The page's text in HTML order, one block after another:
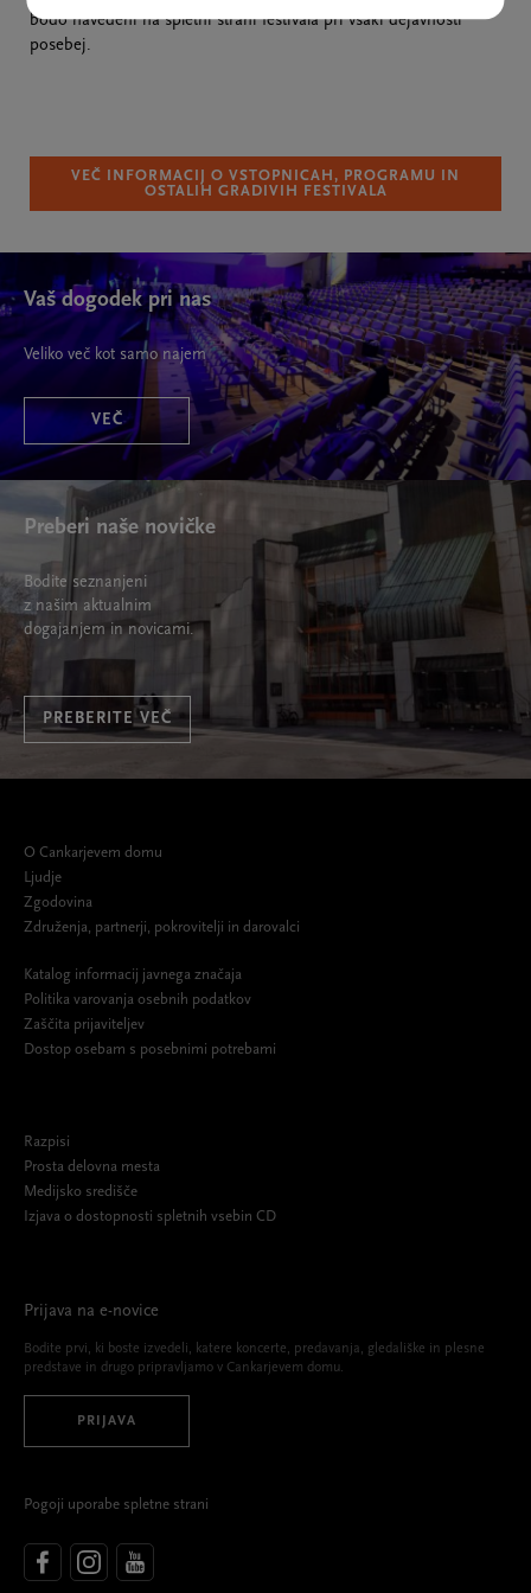
bodo navedeni na spletni strani festivala pri vsaki dejavnosti
posebej.
VEČ INFORMACIJ O VSTOPNICAH, PROGRAMU IN
OSTALIH GRADIVIH FESTIVALA
Vaš dogodek pri nas
Veliko več kot samo najem
VEČ
Preberi naše novičke
Bodite seznanjeni
z našim aktualnim
dogajanjem in novicami.
PREBERITE VEČ
O Cankarjevem domu
Ljudje
Zgodovina
Združenja, partnerji, pokrovitelji in darovalci
Katalog informacij javnega značaja
Politika varovanja osebnih podatkov
Zaščita prijaviteljev
Dostop osebam s posebnimi potrebami
Razpisi
Prosta delovna mesta
Medijsko središče
Izjava o dostopnosti spletnih vsebin CD
Prijava na e-novice
Bodite prvi, ki boste izvedeli, katere koncerte, predavanja, gledališke in plesne
predstave in drugo pripravljamo v Cankarjevem domu.
PRIJAVA
Pogoji uporabe spletne strani